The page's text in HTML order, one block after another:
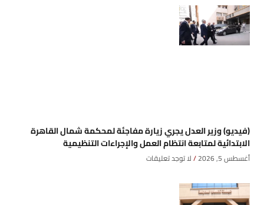
(فيديو) وزير العدل يجري زيارة مفاجئة لمحكمة شمال القاهرة
الابتدائية لمتابعة انتظام العمل والإجراءات التنظيمية
أغسطس 5, 2026 لا توجد تعليقات